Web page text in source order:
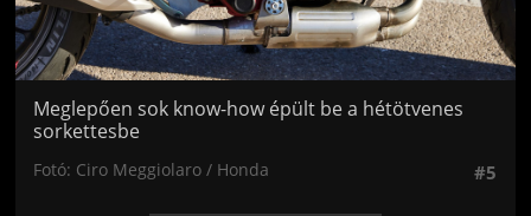
Meglepően sok know-how épült be a hétötvenes
sorkettesbe
Fotó: Ciro Meggiolaro / Honda #5